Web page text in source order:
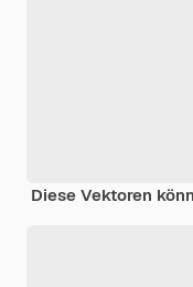
Diese Vektoren